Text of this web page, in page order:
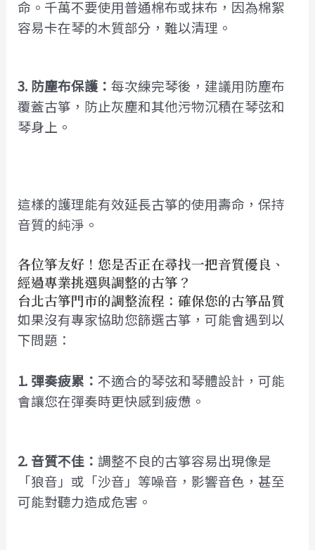
命。千萬不要使用普通棉布或抹布，因為棉絮
容易卡在琴的木質部分，難以清理。
3. 防塵布保護：每次練完琴後，建議用防塵布
覆蓋古箏，防止灰塵和其他污物沉積在琴弦和
琴身上。
這樣的護理能有效延長古箏的使用壽命，保持
音質的純淨。
各位箏友好！您是否正在尋找一把音質優良、
經過專業挑選與調整的古箏？
台北古箏門市的調整流程：確保您的古箏品質
如果沒有專家協助您篩選古箏，可能會遇到以
下問題：
1. 彈奏疲累：不適合的琴弦和琴體設計，可能
會讓您在彈奏時更快感到疲憊。
2. 音質不佳：調整不良的古箏容易出現像是
「狼音」或「沙音」等噪音，影響音色，甚至
可能對聽力造成危害。